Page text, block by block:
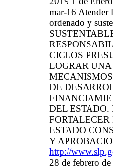
mar-16 Atender
ordenado y
CICLOS
LOGRAR
DE
DEL ESTADO.
ESTADO
Y
http://
28 de febrero